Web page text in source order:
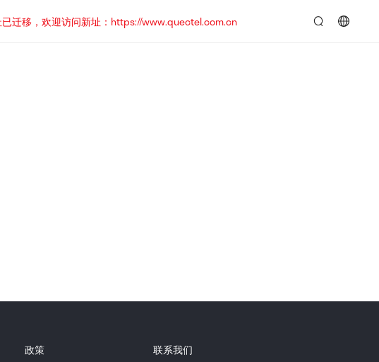
已迁移，欢迎访问新址：https://www.quectel.com.cn
政策
联系我们